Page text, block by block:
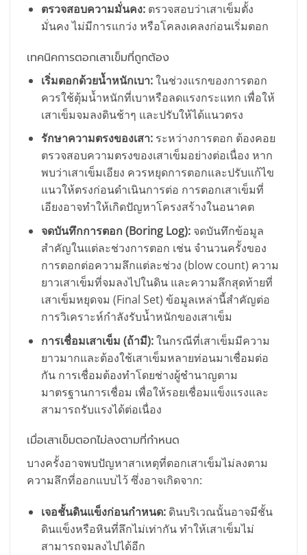
ตรวจสอบความมั่นคง:ตรวจสอบว่าเสาเข็มตั้ง
มั่นคง ไม่มีการแกว่ง หรือโคลงเคลงก่อนเริ่มตอก
เทคนิคการตอกเสาเข็มที่ถูกต้อง
เริ่มตอกด้วยน้ำหนักเบา:ในช่วงแรกของการตอก
ควรใช้ตุ้มน้ำหนักที่เบาหรือลดแรงกระแทก เพื่อให้
เสาเข็มจมลงดินช้าๆ และปรับให้ได้แนวตรง
รักษาความตรงของเสา:ระหว่างการตอก ต้องคอย
ตรวจสอบความตรงของเสาเข็มอย่างต่อเนื่อง หาก
พบว่าเสาเข็มเอียง ควรหยุดการตอกและปรับแก้ไข
แนวให้ตรงก่อนดำเนินการต่อ การตอกเสาเข็มที่
เอียงอาจทำให้เกิดปัญหาโครงสร้างในอนาคต
จดบันทึกการตอก (Boring Log):จดบันทึกข้อมูล
สำคัญในแต่ละช่วงการตอก เช่น จำนวนครั้งของ
การตอกต่อความลึกแต่ละช่วง (blow count) ความ
ยาวเสาเข็มที่จมลงไปในดิน และความลึกสุดท้ายที่
เสาเข็มหยุดจม (Final Set) ข้อมูลเหล่านี้สำคัญต่อ
การวิเคราะห์กำลังรับน้ำหนักของเสาเข็ม
การเชื่อมเสาเข็ม (ถ้ามี):ในกรณีที่เสาเข็มมีความ
ยาวมากและต้องใช้เสาเข็มหลายท่อนมาเชื่อมต่อ
กัน การเชื่อมต้องทำโดยช่างผู้ชำนาญตาม
มาตรฐานการเชื่อม เพื่อให้รอยเชื่อมแข็งแรงและ
สามารถรับแรงได้ต่อเนื่อง
เมื่อเสาเข็มตอกไม่ลงตามที่กำหนด
บางครั้งอาจพบปัญหาสาเหตุที่ตอกเสาเข็มไม่ลงตาม
ความลึกที่ออกแบบไว้ ซึ่งอาจเกิดจาก:
เจอชั้นดินแข็งก่อนกำหนด:ดินบริเวณนั้นอาจมีชั้น
ดินแข็งหรือหินที่ลึกไม่เท่ากัน ทำให้เสาเข็มไม่
สามารถจมลงไปได้อีก